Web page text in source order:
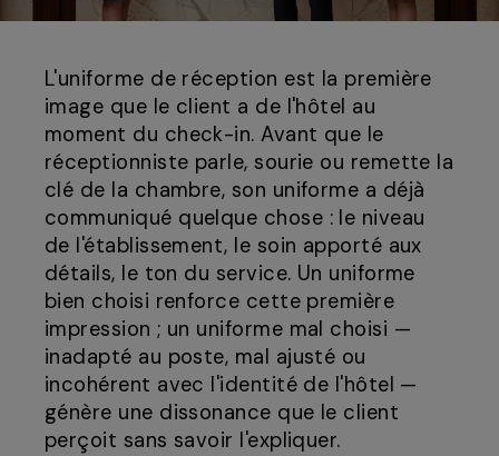
L'uniforme de réception est la première
image que le client a de l'hôtel au
moment du check-in. Avant que le
réceptionniste parle, sourie ou remette la
clé de la chambre, son uniforme a déjà
communiqué quelque chose : le niveau
de l'établissement, le soin apporté aux
détails, le ton du service. Un uniforme
bien choisi renforce cette première
impression ; un uniforme mal choisi —
inadapté au poste, mal ajusté ou
incohérent avec l'identité de l'hôtel —
génère une dissonance que le client
perçoit sans savoir l'expliquer.